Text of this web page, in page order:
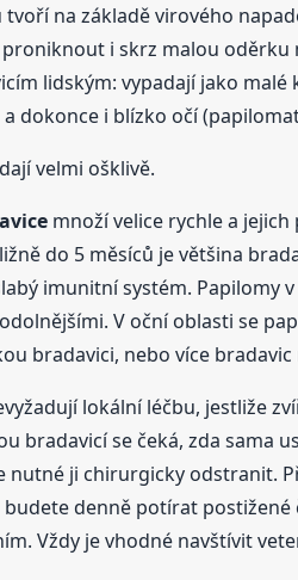
na základě virového
i skrz malou oděrku
lidským: vypadají jako
dokonce i blízko očí
velmi ošklivě.
množí velice rychle a
do 5 měsíců je většina
imunitní systém. Papilomy
V oční oblasti se
bradavici, nebo více
lokální léčbu, jestliže
bradavicí se čeká, zda sama
nutné ji chirurgicky odstranit.
denně potírat
Vždy je vhodné navštívit